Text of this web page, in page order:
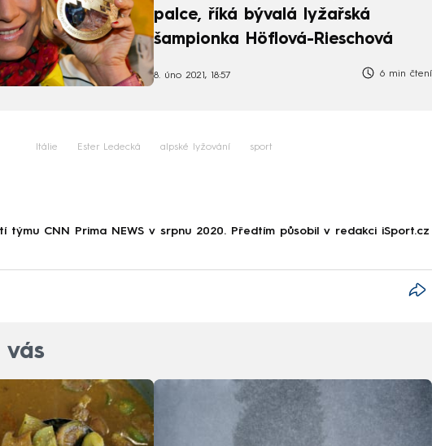
palce, říká bývalá lyžařská
šampionka Höflová-Rieschová
8. úno 2021, 18:57 6 min čtení
Itálie Ester Ledecká alpské lyžování sport
týmu CNN Prima NEWS v srpnu 2020. Předtím působil v redakci iSport.cz
vás